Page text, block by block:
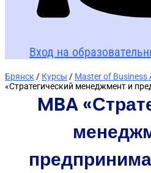
Вход на
Брянск / Курсы / Master of
«Стратегический менеджмент и
MBA